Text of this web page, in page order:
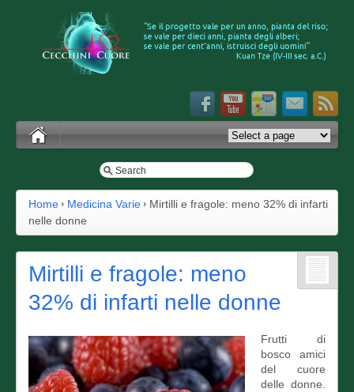
Home Medicina Varie
Mirtilli e fragole: meno 32% di infarti
nelle donne
Mirtilli e fragole: meno
32% di infarti nelle donne
Frutti di
bosco amici
del cuore
delle donne.